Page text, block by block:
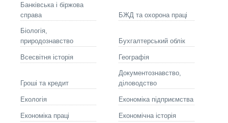
Банківська і біржова
справа
БЖД та охорона праці
Біологія,
природознавство
Бухгалтерський облік
Всесвітня історія Географія
Гроші та кредит
Документознавство,
діловодство
Екологія Економіка підприємства
Економіка праці Економічна історія